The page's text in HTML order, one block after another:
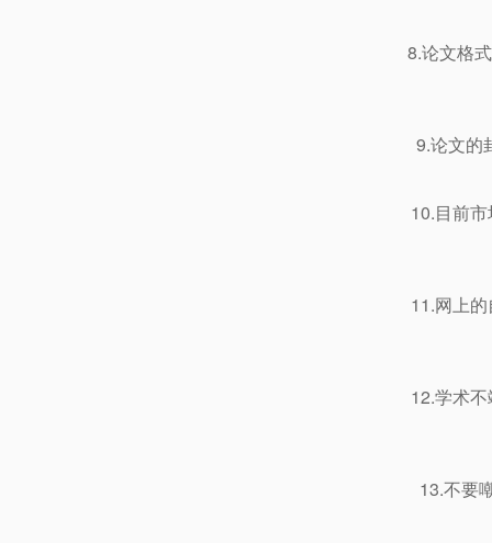
8.论文格
9.论文的
10.目前
11.网上
12.学术
13.不要